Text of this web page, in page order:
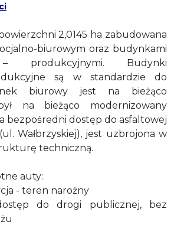
2,0145 ha zabudowana
biurowym oraz budynkami
– produkcyjnymi. Budynki
są w standardzie do
biurowy jest na bieżąco
na bieżąco modernizowany
bezpośredni dostęp do asfaltowej
Wałbrzyskiej), jest uzbrojona w
techniczną.
auty:
- teren narożny
do drogi publicznej, bez